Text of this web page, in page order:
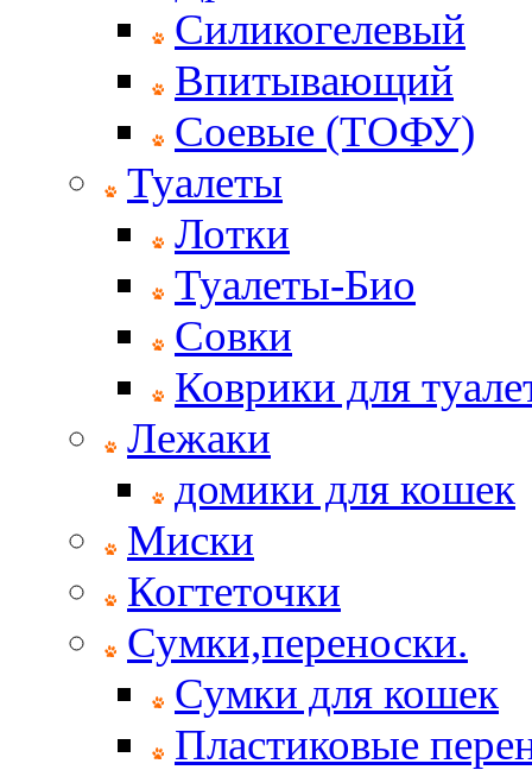
Силикогелевый
Впитывающий
Соевые (ТОФУ)
Туалеты
Лотки
Туалеты-Био
Совки
Коврики для
Лежаки
домики для кошек
Миски
Когтеточки
Сумки,переноски.
Сумки для кошек
Пластиковые